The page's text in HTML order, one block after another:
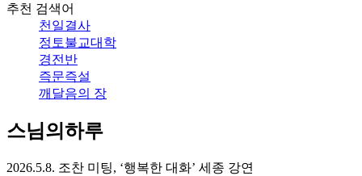
추천 검색어
천일결사
정토불교대학
경전반
즉문즉설
깨달음의 장
스님의하루
2026.5.8. 조찬 미팅, ‘행복한 대화’ 세종 강연